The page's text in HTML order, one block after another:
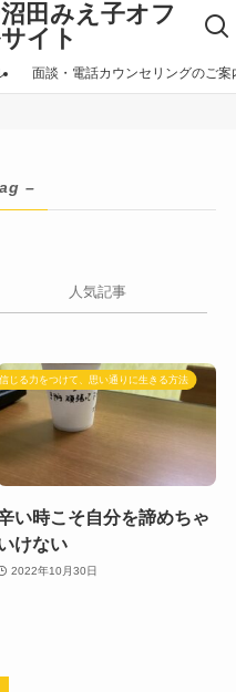
田みえ子オフ
イト
面談・電話カウンセリングのご案
–
人気記事
信じる力をつけて、思い通りに生きる方法
い時こそ自分を諦めちゃ
けない
2022年10月30日